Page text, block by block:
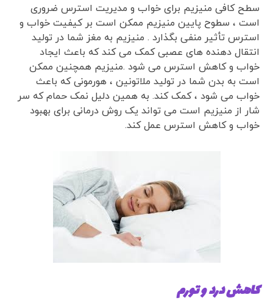
سطح کافی منیزیم برای خواب و مدیریت استرس ضروری
است ، سطوح پایین منیزیم ممکن است بر کیفیت خواب و
استرس تأثیر منفی بگذارد . منیزیم به مغز شما در تولید
انتقال دهنده های عصبی کمک می کند که باعث ایجاد
خواب و کاهش استرس می شود .منیزیم همچنین ممکن
است به بدن شما در تولید ملاتونین ، هورمونی که باعث
خواب می شود ، کمک کند. به همین دلیل نمک حمام که سر
شار از منیزیم است می تواند یک روش درمانی برای بهبود
خواب و کاهش استرس عمل کند.
کاهش درد و تورم